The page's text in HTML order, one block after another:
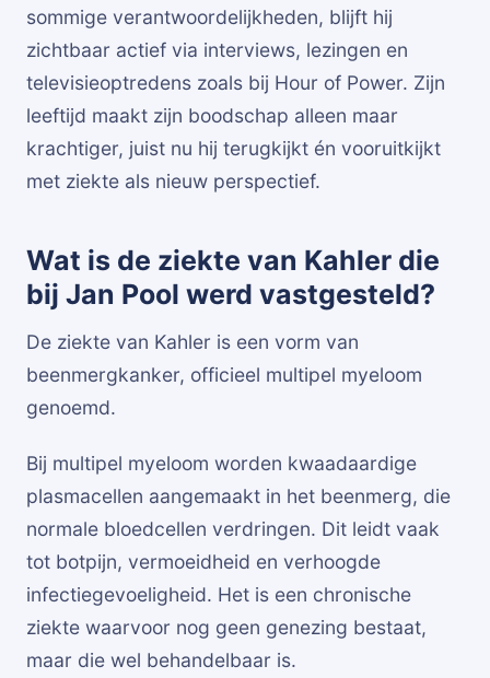
sommige verantwoordelijkheden, blijft hij
zichtbaar actief via interviews, lezingen en
televisieoptredens zoals bij Hour of Power. Zijn
leeftijd maakt zijn boodschap alleen maar
krachtiger, juist nu hij terugkijkt én vooruitkijkt
met ziekte als nieuw perspectief.
Wat is de ziekte van Kahler die
bij Jan Pool werd vastgesteld?
De ziekte van Kahler is een vorm van
beenmergkanker, officieel multipel myeloom
genoemd.
Bij multipel myeloom worden kwaadaardige
plasmacellen aangemaakt in het beenmerg, die
normale bloedcellen verdringen. Dit leidt vaak
tot botpijn, vermoeidheid en verhoogde
infectiegevoeligheid. Het is een chronische
ziekte waarvoor nog geen genezing bestaat,
maar die wel behandelbaar is.